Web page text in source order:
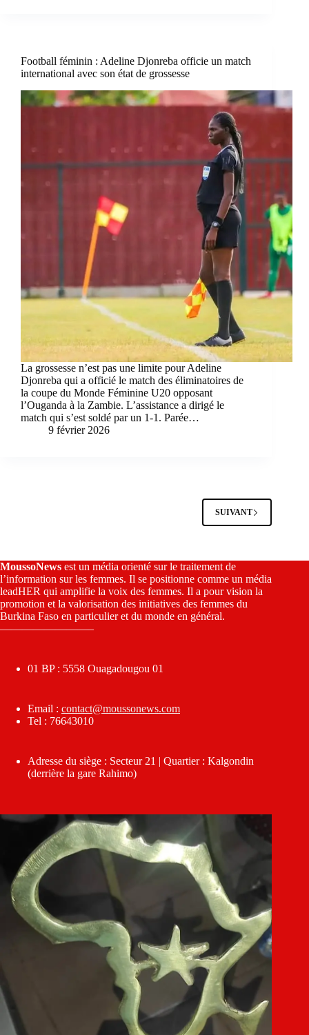
Football féminin : Adeline Djonreba officie un match
international avec son état de grossesse
La grossesse n’est pas une limite pour Adeline
Djonreba qui a officié le match des éliminatoires de
la coupe du Monde Féminine U20 opposant
l’Ouganda à la Zambie. L’assistance a dirigé le
match qui s’est soldé par un 1-1. Parée…
9 février 2026
SUIVANT
MoussoNews est un média orienté sur le traitement de
l’information sur les femmes. Il se positionne comme un média
leadHER qui amplifie la voix des femmes. Il a pour vision la
promotion et la valorisation des initiatives des femmes du
Burkina Faso en particulier et du monde en général.
————————–
01 BP : 5558 Ouagadougou 01
Email : contact@moussonews.com
Tel : 76643010
Adresse du siège : Secteur 21 | Quartier : Kalgondin
(derrière la gare Rahimo)